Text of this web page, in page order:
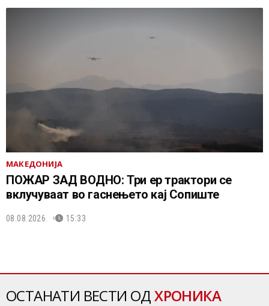
МАКЕДОНИЈА
ПОЖАР ЗАД ВОДНО: Три ер трактори се
вклучуваат во гаснењето кај Сопиште
08.08.2026. 15:33
ОСТАНАТИ ВЕСТИ ОДХРОНИКА